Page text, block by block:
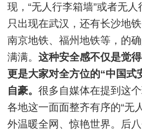
现，“无人行李箱墙”或者无
只出现在武汉，还有长沙地铁
南京地铁、福州地铁等，的
满满。 这种安全感不仅是觉
更是大家对全方位的“中国式
自豪。 很多自媒体在提到这
各地这一面面整齐有序的“无
外温暖全网、惊艳世界。后